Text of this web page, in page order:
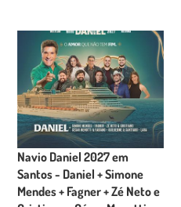
Navio Daniel 2027 em
Santos - Daniel + Simone
Mendes + Fagner + Zé Neto e